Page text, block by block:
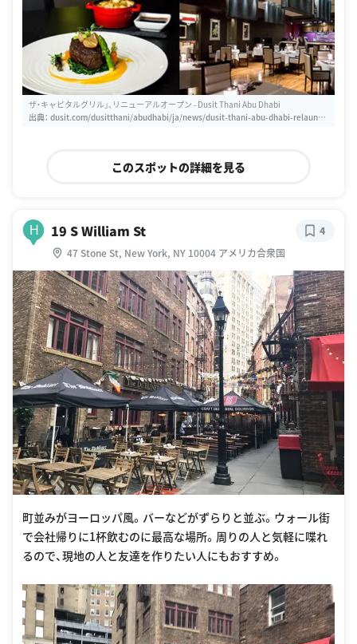
ザ・キャピタルグリル」、リニューアルオープン - Dusit Thani Abu Dhabi
出典： dusit.com/dusitthani/abudhabi/ja/news/dusit-thani-abu-dhabi-relaunch
このスポットの詳細を見る
H 19 S William St
47 Stone St, New York, NY 10004 アメリカ合衆国
4
町並みがヨーロッパ風。バーなどがずらりと並ぶ。ウォール街
で会社帰りに1杯飲むのに最高な場所。周りの人と気軽に喋れ
るので、現地の人と友達を作りたい人にもおすすめ。